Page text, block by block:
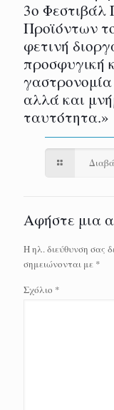
3ο Φεστιβάλ
Προϊόντων
φετινή
προσφυγική
αλλά και
ταυτότητα.»
Αφήστε μια
Η ηλ. διεύθυνση σας
σημειώνονται με *
Σχόλιο *